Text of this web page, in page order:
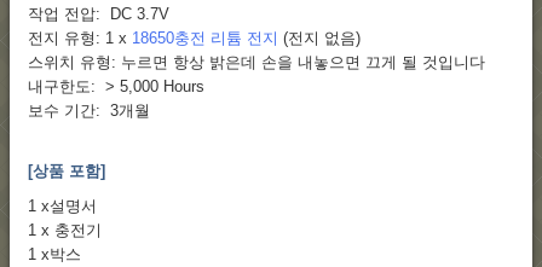
작업 전압: DC 3.7V
전지 유형: 1 x 18650충전 리튬 전지 (전지 없음)
스위치 유형: 누르면 항상 밝은데 손을 내놓으면 끄게 될 것입니다
내구한도: > 5,000 Hours
보수 기간: 3개월
[상품 포함]
1 x설명서
1 x 충전기
1 x박스